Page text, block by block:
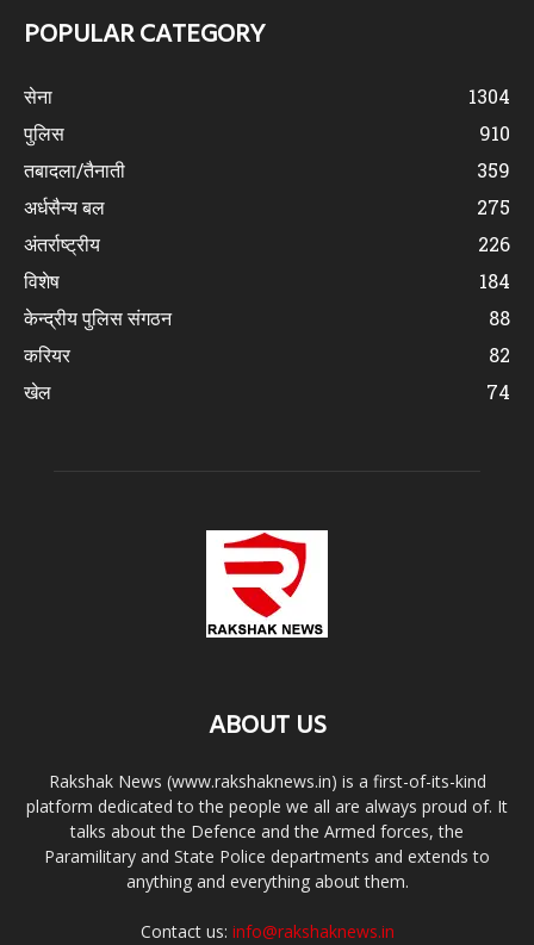
POPULAR CATEGORY
सेना
1304
पुलिस
910
तबादला/तैनाती
359
अर्धसैन्य बल
275
अंतर्राष्ट्रीय
226
विशेष
184
केन्द्रीय पुलिस संगठन
88
करियर
82
खेल
74
ABOUT US
Rakshak News (www.rakshaknews.in) is a first-of-its-kind
platform dedicated to the people we all are always proud of. It
talks about the Defence and the Armed forces, the
Paramilitary and State Police departments and extends to
anything and everything about them.
Contact us: info@rakshaknews.in